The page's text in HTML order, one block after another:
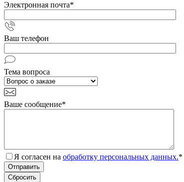
Электронная почта*
Ваш телефон
Тема вопроса
Ваше сообщение*
Я согласен на обработку персональных данных.*